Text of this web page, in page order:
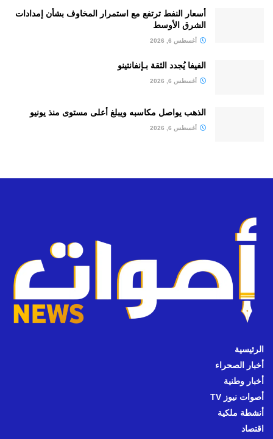
أسعار النفط ترتفع مع استمرار المخاوف بشأن إمدادات
الشرق الأوسط
أغسطس 6, 2026
الفيفا يُجدد الثقة بـإنفانتينو
أغسطس 6, 2026
الذهب يواصل مكاسبه ويبلغ أعلى مستوى منذ يونيو
أغسطس 6, 2026
الرئيسية
أخبار الصحراء
أخبار وطنية
أصوات نيوز TV
أنشطة ملكية
اقتصاد